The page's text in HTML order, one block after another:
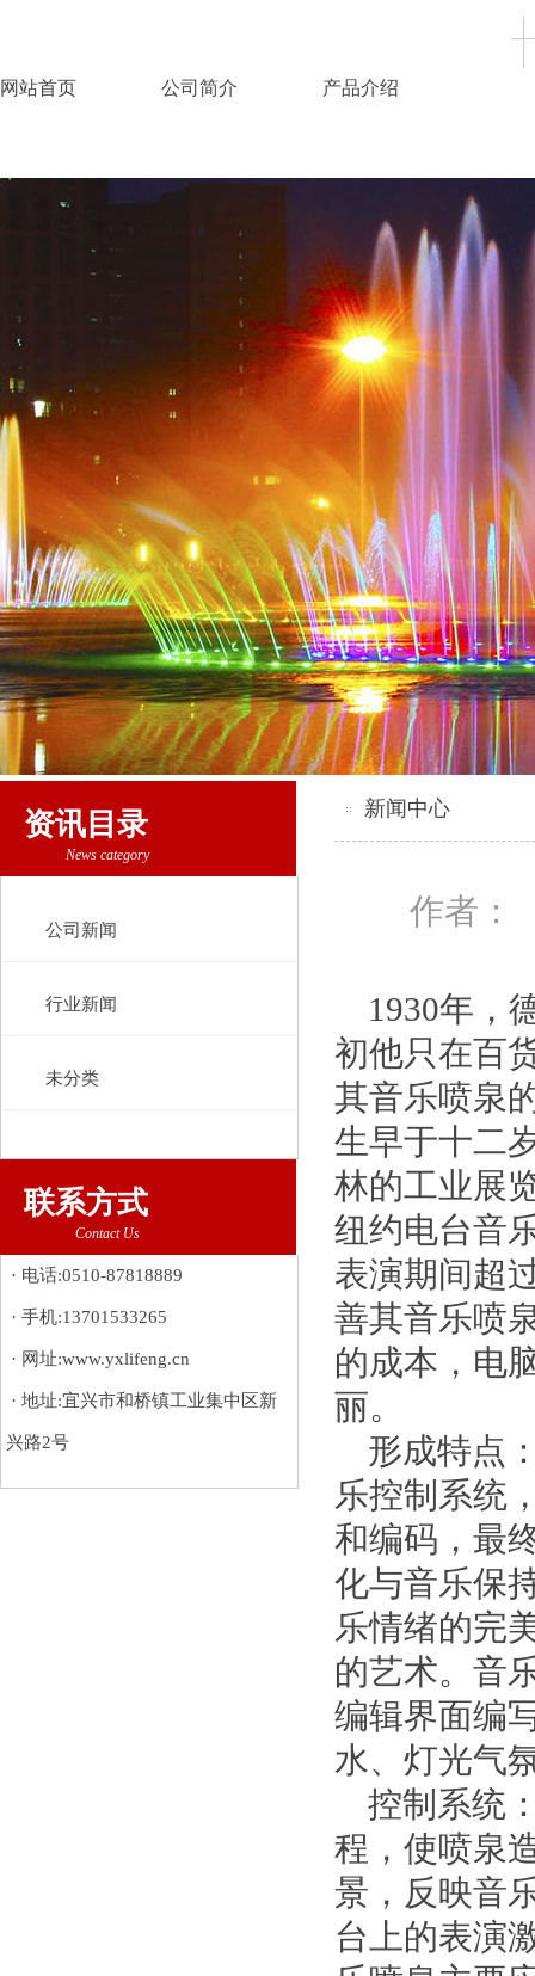
网站首页 公司简介 产品介绍
资讯目录
News category
公司新闻
行业新闻
未分类
联系方式
Contact Us
· 电话:0510-87818889
· 手机:13701533265
· 网址:www.yxlifeng.cn
· 地址:宜兴市和桥镇工业集中区新
兴路2号
新闻中心
作者：
1930年，
初他只在百
其音乐喷泉
生早于十二
林的工业展
纽约电台音
表演期间超
善其音乐喷
的成本，电
丽。
形成特点
乐控制系统
和编码，最
化与音乐保
乐情绪的完
的艺术。音
编辑界面编
水、灯光气
控制系统
程，使喷泉
景，反映音
台上的表演